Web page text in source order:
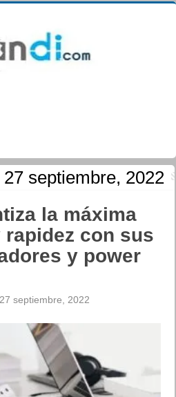
27 septiembre, 2022
la máxima
con sus
y power
27 septiembre, 2022